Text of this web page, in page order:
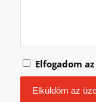
Elfogadom az